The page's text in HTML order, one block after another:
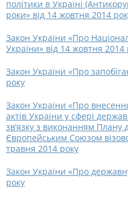
політики в Україні
роки» від 14 жовтня 2014
Закон України «Про
України» від 14 жовтня 2014
Закон України «Про
року
Закон України «Про
актів України у сфері
зв’язку з виконанням Плану
Європейським Союзом
травня 2014 року
Закон України «Про
року